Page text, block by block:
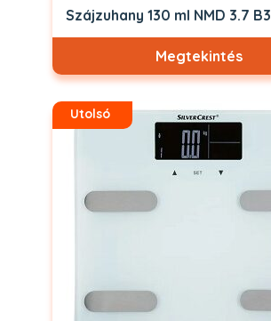
Szájzuhany 130 ml NMD 3.7 B3
Megtekintés
Utolsó